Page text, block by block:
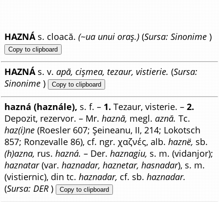
HAZNÁ s. cloacă.(~ua unui oraș.) (Sursa: Sinonime )
Copy to clipboard
HAZNÁs. v.apă, cișmea, tezaur, vistierie. (Sursa:
Sinonime ) Copy to clipboard
hazná (haznále), s. f. – 1. Tezaur, visterie. –2.
Depozit, rezervor. – Mr.haznă, megl.aznă. Tc.
haz(i)ne (Roesler 607; Șeineanu, II, 214; Lokotsch
857; Ronzevalle 86), cf. ngr. χαζνές, alb.haznë, sb.
(h)azna, rus.hazná. – Der.haznagiu, s. m. (vidanjor);
haznatar(var.haznadar, haznetar, hasnadar), s. m.
(vistiernic), din tc.haznadar, cf. sb.haznadar.
(Sursa: DER) Copy to clipboard